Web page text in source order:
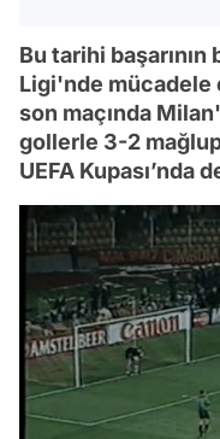
Bu tarihi başarının
Ligi'nde mücadele
son maçında
gollerle 3-2
UEFA Kupası’nda